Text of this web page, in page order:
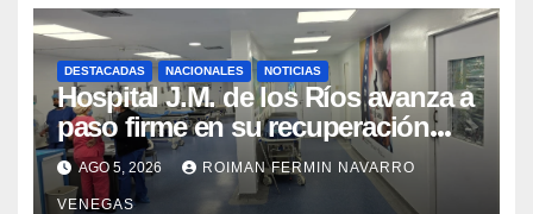
DESTACADAS NACIONALES NOTICIAS
Hospital J.M. de los Ríos avanza a
paso firme en su recuperación
tras los recientes eventos
sísmicos
AGO 5, 2026 ROIMAN FERMIN NAVARRO
VENEGAS